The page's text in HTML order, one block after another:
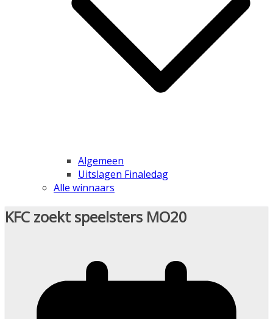
Algemeen
Uitslagen Finaledag
Alle winnaars
KFC zoekt speelsters MO20